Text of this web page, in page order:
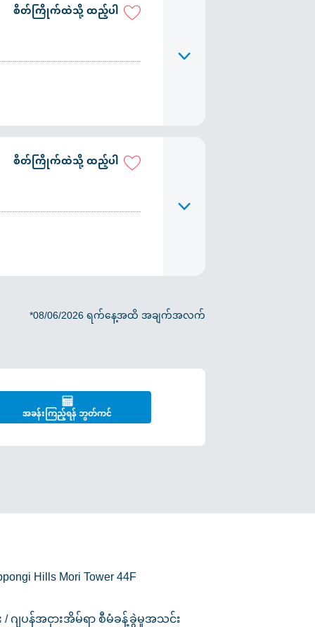
စိတ်ကြိုက်ထဲသို့ ထည့်ပါ
စိတ်ကြိုက်ထဲသို့ ထည့်ပါ
*08/06/2026 ရက်နေ့အထိ အချက်အလက်
အခန်းကြည့်ရန် ဘွတ်ကင်
Hills Mori Tower 44F
ျပန်အငှားအိမ်ရာ စီမံခန့်ခွဲမှုအသင်း